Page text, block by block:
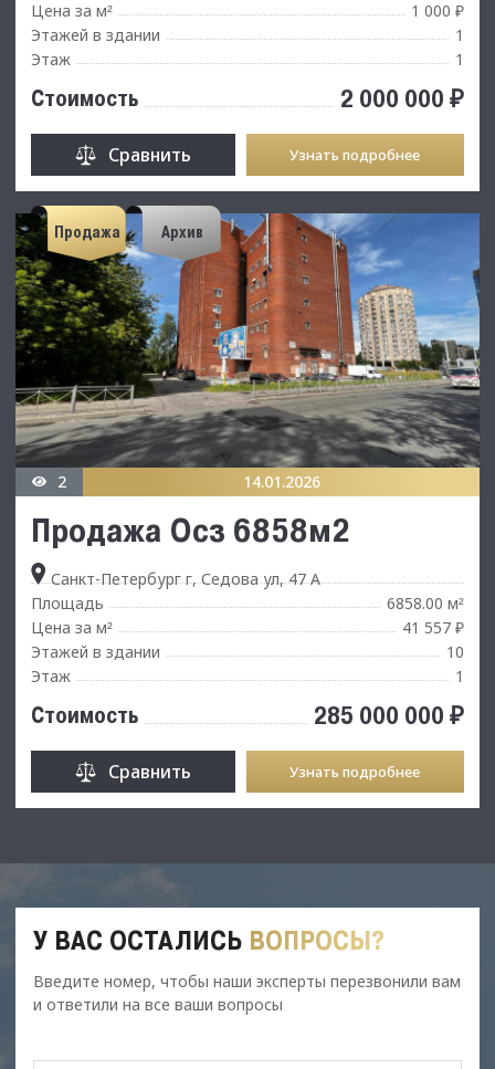
Цена за м²
1 000 ₽
Этажей в здании
1
Этаж
1
Стоимость 2 000 000 ₽
Сравнить Узнать подробнее
Продажа Архив
2 14.01.2026
Продажа Осз 6858м2
Санкт-Петербург г, Седова ул, 47 А
Площадь
6858.00 м²
Цена за м²
41 557 ₽
Этажей в здании
10
Этаж
1
Стоимость 285 000 000 ₽
Сравнить Узнать подробнее
У ВАС ОСТАЛИСЬ ВОПРОСЫ?
Введите номер, чтобы наши эксперты перезвонили вам
и ответили на все ваши вопросы